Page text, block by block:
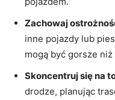
Zachowaj
inne pojazdy lub
mogą być gorsze
Skoncentruj się na
drodze, planując